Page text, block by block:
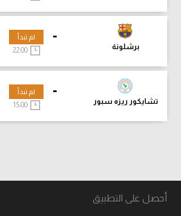
-
برشلونة
لم تبدأ
-
تشايكور ريزه سبور
لم تبدأ
15:00
أحصل على التطبيق